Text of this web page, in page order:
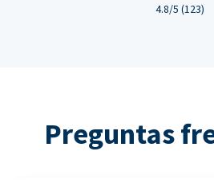
4.8/5 (123)
Preguntas